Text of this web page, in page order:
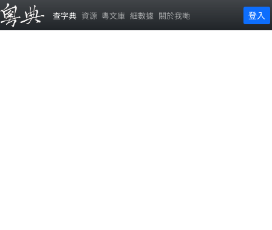
查字典 資源 粵文庫 細數據 關於我哋 登入